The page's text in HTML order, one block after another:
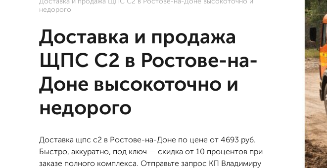
недорого
Доставка и продажа
ЩПС С2 в Ростове-на-
Доне высокоточно и
недорого
Доставка щпс с2 в Ростове-на-Доне по цене от 4693 руб.
Быстро, аккуратно, под ключ — скидка от 10 процентов при
заказе полного комплекса. Отправьте запрос КП Владимиру